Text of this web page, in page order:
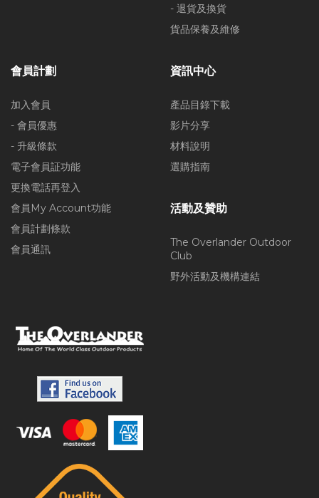
- 退貨及換貨
貨品保養及維修
會員計劃
加入會員
- 會員優惠
- 升級條款
電子會員証功能
更換電話再登入
會員My Account功能
會員計劃條款
會員通訊
資訊中心
產品目錄下載
影片分享
材料說明
選購指南
活動及贊助
The Overlander Outdoor
Club
野外活動及機構連結